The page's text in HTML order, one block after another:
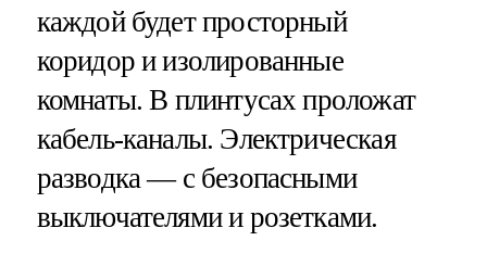
каждой будет просторный
коридор и изолированные
комнаты. В плинтусах проложат
кабель-каналы. Электрическая
разводка — с безопасными
выключателями и розетками.